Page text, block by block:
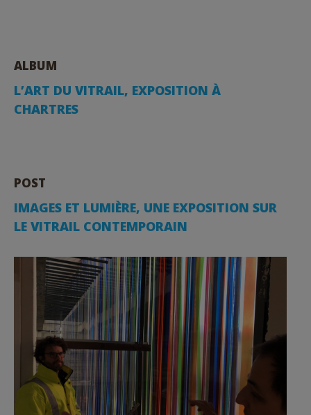
ALBUM
L’ART DU VITRAIL, EXPOSITION À
CHARTRES
POST
IMAGES ET LUMIÈRE, UNE EXPOSITION SUR
LE VITRAIL CONTEMPORAIN